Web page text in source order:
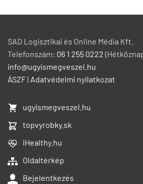
SAD Logisztikai és Online Média Kft.
Telefonszám: 06 1 255 0222
info@ugyismegveszel.hu
ÁSZF| Adatvédelmi nyilatkozat
ugyismegveszel.hu
topvyrobky.sk
iHealthy.hu
Oldaltérkép
Bejelentkezés